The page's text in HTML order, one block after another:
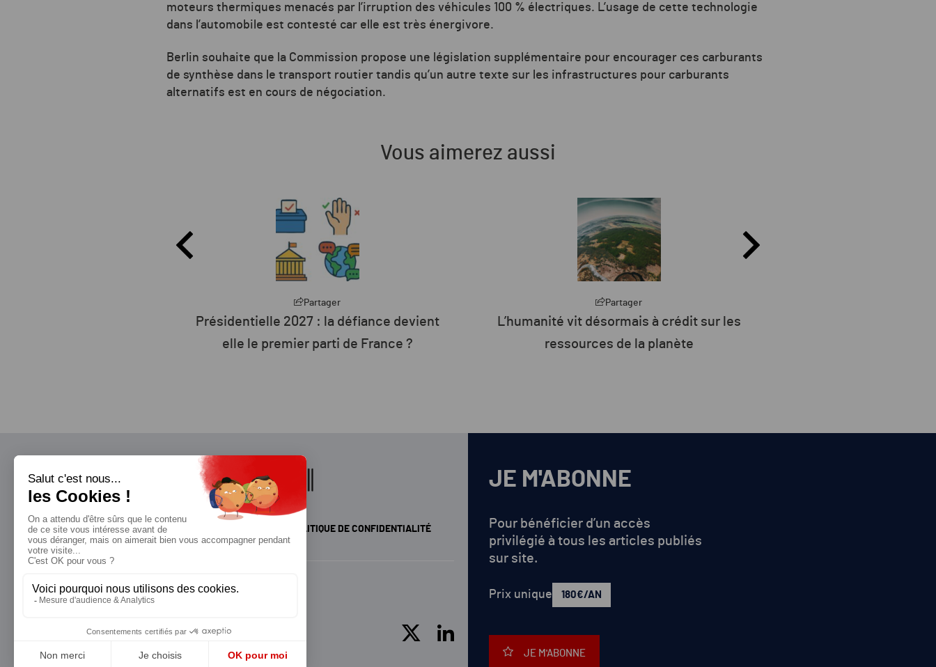
moteurs thermiques menacés par l’irruption des véhicules 100 % électriques. L’usage de cette technologie
dans l’automobile est contesté car elle est très énergivore.
Berlin souhaite que la Commission propose une législation supplémentaire pour encourager ces carburants
de synthèse dans le transport routier tandis qu’un autre texte sur les infrastructures pour carburants
alternatifs est en cours de négociation.
Vous aimerez aussi
Partager
L’humanité vit désormais à crédit sur les
ressources de la planète
Partager
Plus de 26 % de la consommation
d’énergie de l’UE est d’origine
QUI SOMMES-NOUS?MENTIONS LÉGALES POLITIQUE DE CONFIDENTIALITÉ
Suivez toutes nos actualités !
NEWSLETTER
JE M'ABONNE
Pour bénéficier d’un accès
privilégié à tous les articles publiés
sur site.
Prix unique 180€/AN
JE M'ABONNE